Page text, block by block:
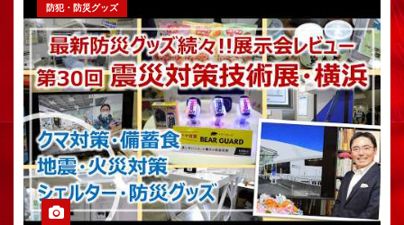
防犯・防災グッズ